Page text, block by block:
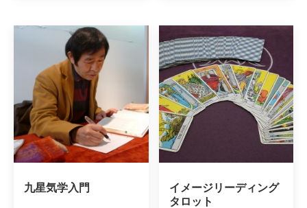
九星気学入門
イメージリーディング
タロット